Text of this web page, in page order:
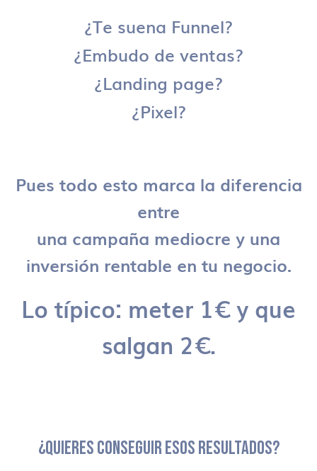
¿Te suena Funnel?
¿Embudo de ventas?
¿Landing page?
¿Pixel?
Pues todo esto marca la diferencia
entre
una campaña mediocre y una
inversión rentable en tu negocio.
Lo típico: meter 1€ y que
salgan 2€.
¿QUIERES CONSEGUIR ESOS RESULTADOS?